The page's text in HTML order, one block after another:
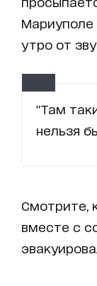
Мариуполе
утро от
"Там
нельзя
Смотрите,
вместе с